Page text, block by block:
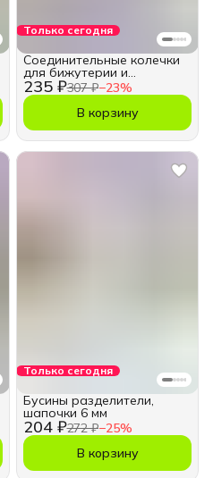
Только сегодня
235 ₽307 ₽−23%
Соединительные колечки
для бижутерии и
рукоделия 10 мм
В корзину
Только сегодня
204 ₽272 ₽−25%
Бусины разделители,
шапочки 6 мм
В корзину